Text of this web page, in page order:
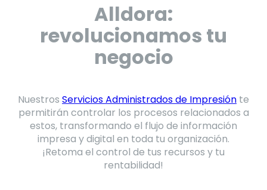
Alldora:
revolucionamos tu
negocio
Nuestros Servicios Administrados de Impresión te
permitirán controlar los procesos relacionados a
estos, transformando el flujo de información
impresa y digital en toda tu organización.
¡Retoma el control de tus recursos y tu
rentabilidad!